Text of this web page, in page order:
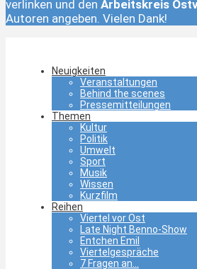
verlinken und den Arbeitskreis
Autoren angeben. Vielen Dank!
Neuigkeiten
Veranstaltungen
Behind the scenes
Pressemitteilungen
Themen
Kultur
Politik
Umwelt
Sport
Musik
Wissen
Kurzfilm
Reihen
Viertel vor Ost
Late Night Benno-Show
Entchen Emil
Viertelgespräche
7 Fragen an…